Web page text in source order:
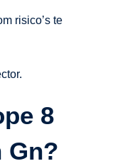
risico’s te
8
Gn?